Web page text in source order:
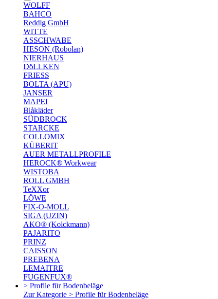
WOLFF
BAHCO
Reddig GmbH
WITTE
ASSCHWABE
HESON (Robolan)
NIERHAUS
DöLLKEN
FRIESS
BOLTA (APU)
JANSER
MAPEI
Blåkläder
SÜDBROCK
STARCKE
COLLOMIX
KÜBERIT
AUER METALLPROFILE
HEROCK® Workwear
WISTOBA
ROLL GMBH
TeXXor
LÖWE
FIX-O-MOLL
SIGA (UZIN)
AKO® (Kolckmann)
PAJARITO
PRINZ
CAISSON
PREBENA
LEMAITRE
FUGENFUX®
> Profile für Bodenbeläge
Zur Kategorie > Profile für Bodenbeläge